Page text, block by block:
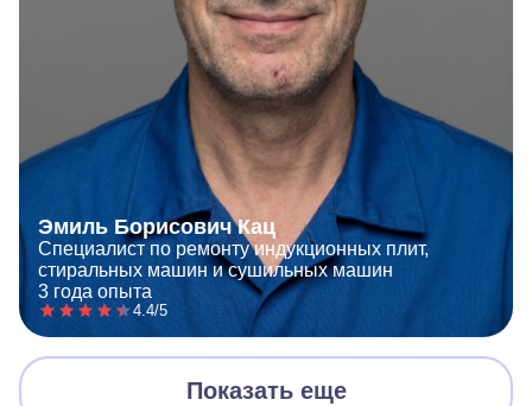
Эмиль Борисович Кац
Специалист по ремонту индукционных плит,
стиральных машин и сушильных машин
3 года опыта
4.4/5
Показать еще